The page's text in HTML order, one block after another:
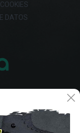
DATOS